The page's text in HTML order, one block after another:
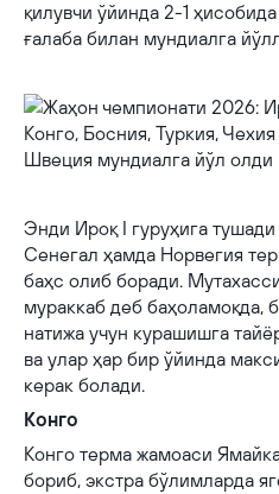
қилувчи ўйинда 2-1
ғалаба билан мундиалга
Энди Ироқ I гуруҳига
Сенегал ҳамда Норвегия
баҳс олиб боради.
мураккаб деб баҳоламоқда,
натижа учун курашишга
ва улар ҳар бир ўйинда
керак болади.
Конго
Конго терма жамоаси
бориб, экстра бўлимларда